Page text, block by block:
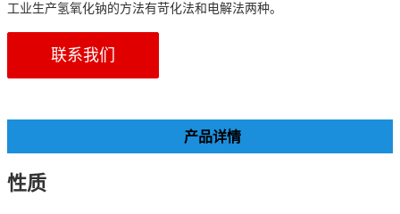
工业生产氢氧化钠的方法有苛化法和电解法两种。
联系我们
产品详情
性质